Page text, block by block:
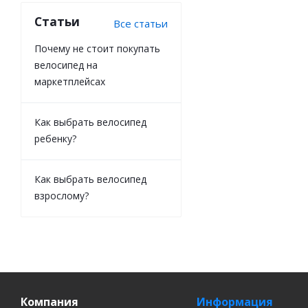
Статьи Все статьи
Почему не стоит покупать
велосипед на
маркетплейсах
Как выбрать велосипед
ребенку?
Как выбрать велосипед
взрослому?
Компания Информация